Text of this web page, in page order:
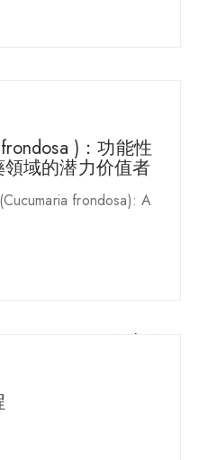
)：功能性
域的潜力价值者
frondosa): A